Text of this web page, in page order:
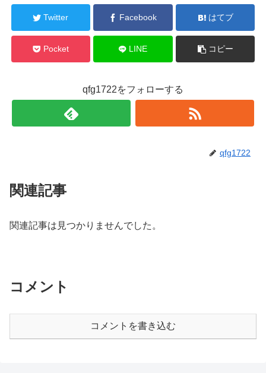
Twitter Facebook はてブ
Pocket LINE コピー
qfg1722をフォローする
qfg1722
関連記事
関連記事は見つかりませんでした。
コメント
コメントを書き込む